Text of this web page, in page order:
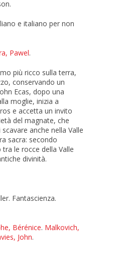
e italiano per non
Pawel.
più ricco sulla terra,
conservando un
Ecas, dopo una
moglie, inizia a
e accetta un invito
del magnate, che
anche nella Valle
sacra: secondo
le rocce della Valle
divinità.
Fantascienza.
Bérénice. Malkovich,
John.